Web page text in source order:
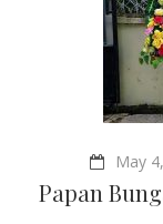
May
Papan